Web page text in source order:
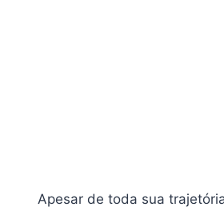
Apesar de toda sua